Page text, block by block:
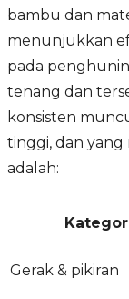
bambu dan
menunjukkan
pada
tenang dan
konsisten
tinggi, dan
adalah:
Gerak & pikiran